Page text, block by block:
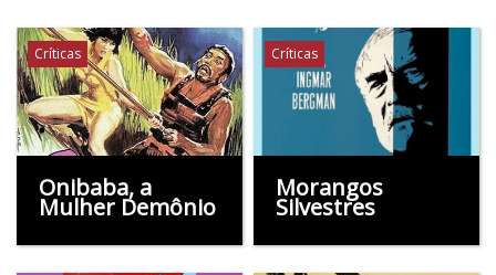
Críticas
Onibaba, a
Mulher Demônio
Críticas
Morangos
Silvestres